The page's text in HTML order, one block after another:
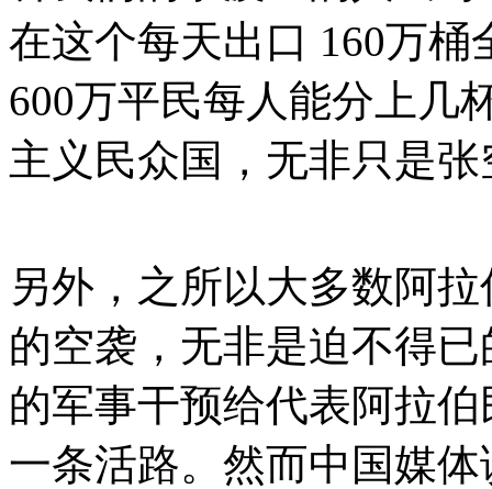
在这个每天出口 160万
600万平民每人能分上几
主义民众国，无非只是
另外，之所以大多数阿
的空袭，无非是迫不得
的军事干预给代表阿拉
一条活路。然而中国媒